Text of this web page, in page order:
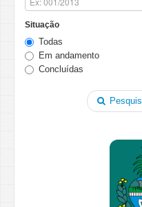
Situação
Todas
Em andamento
Concluídas